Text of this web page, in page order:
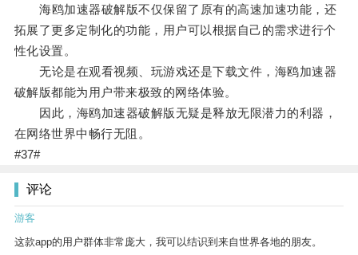
海鸥加速器破解版不仅保留了原有的高速加速功能，还
拓展了更多定制化的功能，用户可以根据自己的需求进行个
性化设置。
无论是在观看视频、玩游戏还是下载文件，海鸥加速器
破解版都能为用户带来极致的网络体验。
因此，海鸥加速器破解版无疑是释放无限潜力的利器，
在网络世界中畅行无阻。
#37#
评论
游客
这款app的用户群体非常庞大，我可以结识到来自世界各地的朋友。